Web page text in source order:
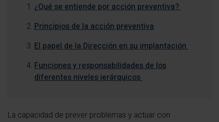
¿Qué se entiende por acción preventiva?
Principios de la acción preventiva
El papel de la Dirección en su implantación
Funciones y responsabilidades de los
diferentes niveles jerárquicos
La capacidad de prever problemas y actuar con